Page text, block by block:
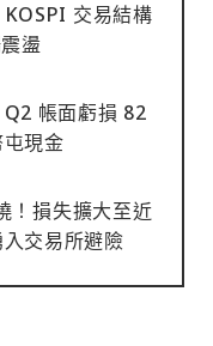
交易結構
盪
帳面虧損 82
現金
！損失擴大至近
交易所避險